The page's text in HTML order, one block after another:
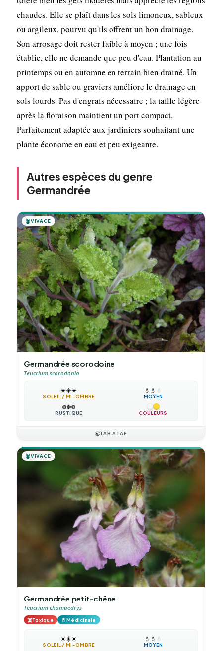
chaudes. Elle se plaît dans les sols limoneux, sableux
ou argileux, pourvu qu'ils offrent un bon drainage.
Son arrosage doit rester faible à moyen ; une fois
établie, elle ne demande que peu d'eau. Plantation au
printemps ou en automne en terrain bien drainé. Un
apport de sable ou graviers améliore le drainage en
sols lourds. Pas d'engrais nécessaire ; la taille légère
après la floraison maintient un port compact.
Parfaitement adaptée aux jardiniers souhaitant une
plante économe en eau et peu exigeante.
Autres espèces du genre
Germandrée
🪴VIVACE
Germandrée scorodoine
Teucrium scorodonia
☀️☀️☀️
SOLEIL / MI-OMBRE
💧 💧 💧
MOYEN
❄️❄️❄️
RUSTIQUE COULEURS
🍃LABIATAE
🪴VIVACE
Germandrée petit-chêne
Teucrium chamaedrys
☠️Toxique 💊Médicinale
☀️☀️☀️
SOLEIL / MI-OMBRE
💧 💧 💧
MOYEN